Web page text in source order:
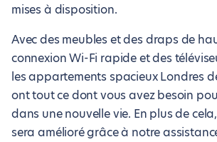
mises à disposition.
Avec des meubles et des draps de
connexion Wi-Fi rapide et des
les appartements spacieux Londres
ont tout ce dont vous avez besoin
dans une nouvelle vie. En plus de
sera amélioré grâce à notre